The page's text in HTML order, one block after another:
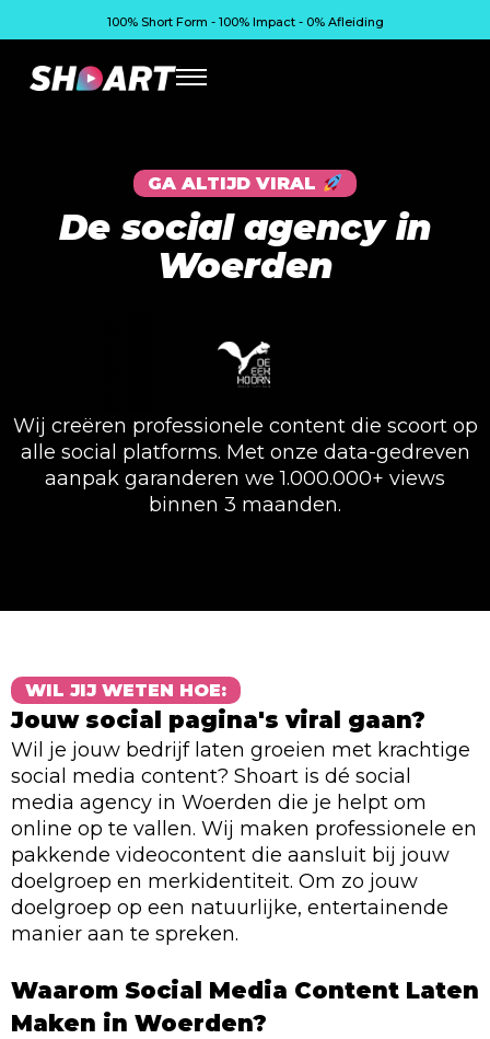
100% Short Form - 100% Impact - 0% Afleiding
GA ALTIJD VIRAL
De social agency in
Woerden
Wij creëren professionele content die scoort op
alle social platforms. Met onze data-gedreven
aanpak garanderen we 1.000.000+ views
binnen 3 maanden.
WIL JIJ WETEN HOE:
Jouw social pagina's viral gaan?
Wil je jouw bedrijf laten groeien met krachtige
social media content? Shoart is dé social
media agency in Woerden die je helpt om
online op te vallen. Wij maken professionele en
pakkende videocontent die aansluit bij jouw
doelgroep en merkidentiteit. Om zo jouw
doelgroep op een natuurlijke, entertainende
manier aan te spreken.
Waarom Social Media Content Laten
Maken in Woerden?